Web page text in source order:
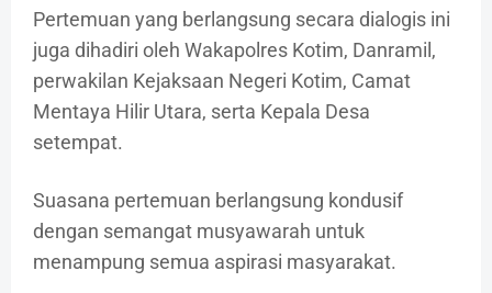
Pertemuan yang berlangsung secara dialogis ini
juga dihadiri oleh Wakapolres Kotim, Danramil,
perwakilan Kejaksaan Negeri Kotim, Camat
Mentaya Hilir Utara, serta Kepala Desa
setempat.
Suasana pertemuan berlangsung kondusif
dengan semangat musyawarah untuk
menampung semua aspirasi masyarakat.